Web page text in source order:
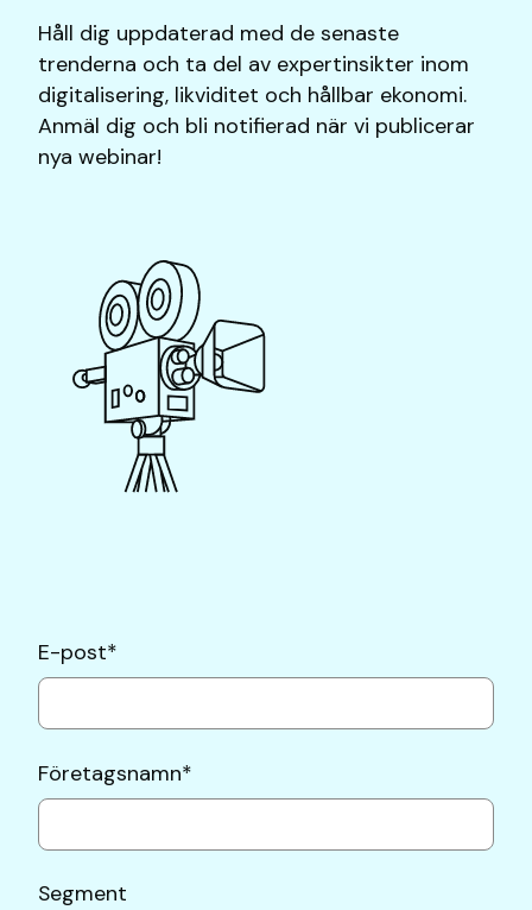
Håll dig uppdaterad med de senaste
trenderna och ta del av expertinsikter inom
digitalisering, likviditet och hållbar ekonomi.
Anmäl dig och bli notifierad när vi publicerar
nya webinar!
E-post*
Företagsnamn*
Segment